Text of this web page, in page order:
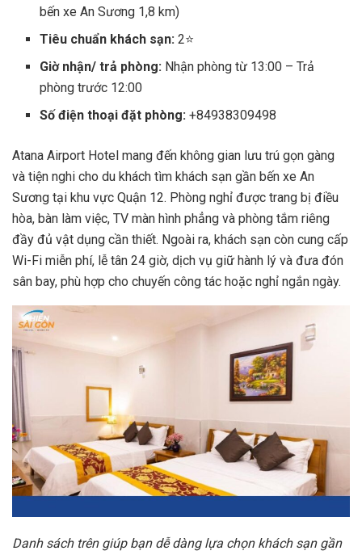
bến xe An Sương 1,8 km)
Tiêu chuẩn khách sạn: 2⭐
Giờ nhận/ trả phòng: Nhận phòng từ 13:00 – Trả
phòng trước 12:00
Số điện thoại đặt phòng: +84938309498
Atana Airport Hotel mang đến không gian lưu trú gọn gàng
và tiện nghi cho du khách tìm khách sạn gần bến xe An
Sương tại khu vực Quận 12. Phòng nghỉ được trang bị điều
hòa, bàn làm việc, TV màn hình phẳng và phòng tắm riêng
đầy đủ vật dụng cần thiết. Ngoài ra, khách sạn còn cung cấp
Wi-Fi miễn phí, lễ tân 24 giờ, dịch vụ giữ hành lý và đưa đón
sân bay, phù hợp cho chuyến công tác hoặc nghỉ ngắn ngày.
Danh sách trên giúp bạn dễ dàng lựa chọn khách sạn gần